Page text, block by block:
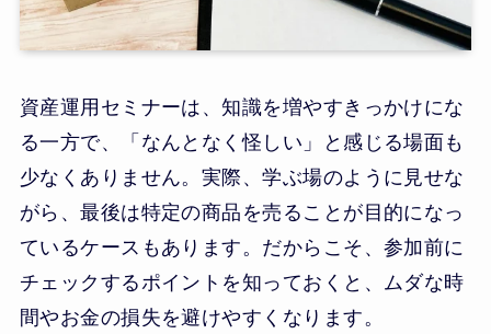
資産運用セミナーは、知識を増やすきっかけにな
る一方で、「なんとなく怪しい」と感じる場面も
少なくありません。実際、学ぶ場のように見せな
がら、最後は特定の商品を売ることが目的になっ
ているケースもあります。だからこそ、参加前に
チェックするポイントを知っておくと、ムダな時
間やお金の損失を避けやすくなります。